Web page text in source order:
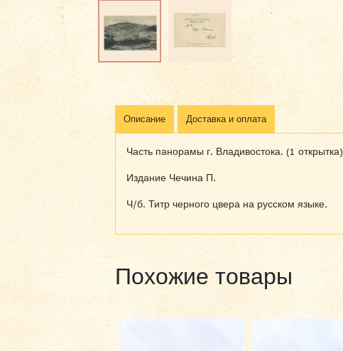
Описание Доставка и оплата
Часть панорамы г. Владивостока. (1 открытка)
Издание Чечина П.
Ч/б. Титр черного цвера на русском языке.
Похожие товары